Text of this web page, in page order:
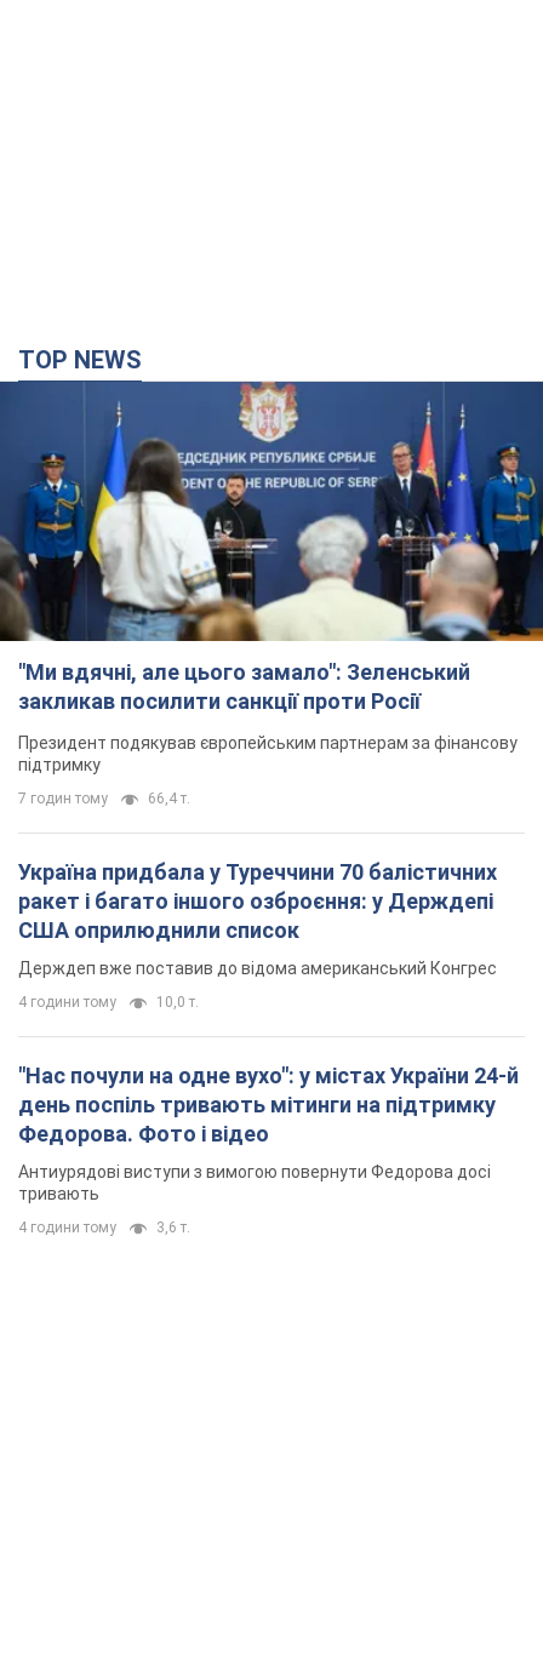
TOP NEWS
"Ми вдячні, але цього замало": Зеленський
закликав посилити санкції проти Росії
Президент подякував європейським партнерам за фінансову
підтримку
7 годин тому 66,4 т.
Україна придбала у Туреччини 70 балістичних
ракет і багато іншого озброєння: у Держдепі
США оприлюднили список
Держдеп вже поставив до відома американський Конгрес
4 години тому 10,0 т.
"Нас почули на одне вухо": у містах України 24-й
день поспіль тривають мітинги на підтримку
Федорова. Фото і відео
Антиурядові виступи з вимогою повернути Федорова досі
тривають
4 години тому 3,6 т.